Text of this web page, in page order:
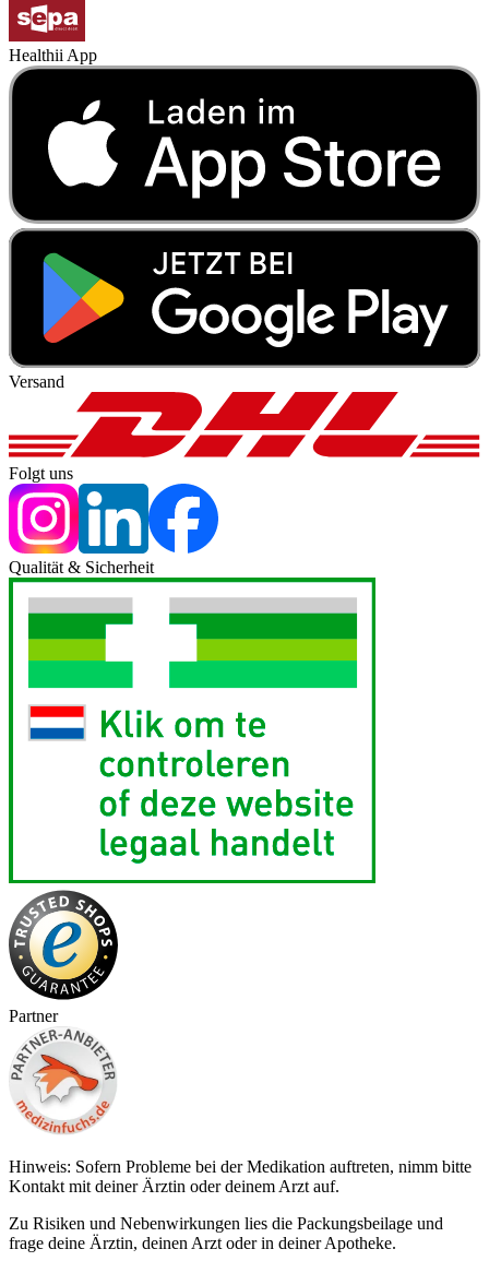
Healthii App
Versand
Folgt uns
Qualität & Sicherheit
Partner
Hinweis: Sofern Probleme bei der Medikation auftreten, nimm bitte
Kontakt mit deiner Ärztin oder deinem Arzt auf.
Zu Risiken und Nebenwirkungen lies die Packungsbeilage und
frage deine Ärztin, deinen Arzt oder in deiner Apotheke.